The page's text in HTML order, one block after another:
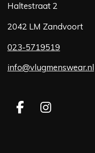
Haltestraat 2
2042 LM Zandvoort
023-5719519
info@vlugmenswear.nl
F
I